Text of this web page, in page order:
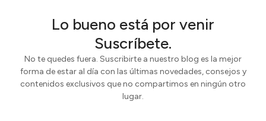
Lo bueno está por venir
Suscríbete.
No te quedes fuera. Suscribirte a nuestro blog es la mejor
forma de estar al día con las últimas novedades, consejos y
contenidos exclusivos que no compartimos en ningún otro
lugar.